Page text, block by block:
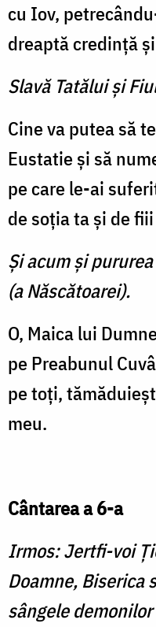
cu Iov,
dreaptă credinţă
Slavă Tatălui şi
Cine va putea să
Eustatie şi să
pe care le-ai
de soţia ta şi de
Şi acum şi
(a Născătoarei).
O, Maica lui
pe Preabunul
pe toţi,
meu.
Cântarea a 6-a
Irmos: Jertfi-voi
Doamne, Biserica
sângele